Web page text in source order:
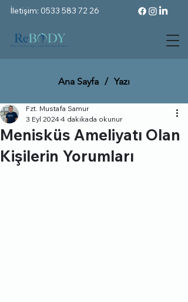
İletişim: 0533 583 72 26
Ana Sayfa / Yazı
Menisküs Ameliyatı Olan
Kişilerin Yorumları
Fzt. Mustafa Samur
3 Eyl 20244 dakikada okunur